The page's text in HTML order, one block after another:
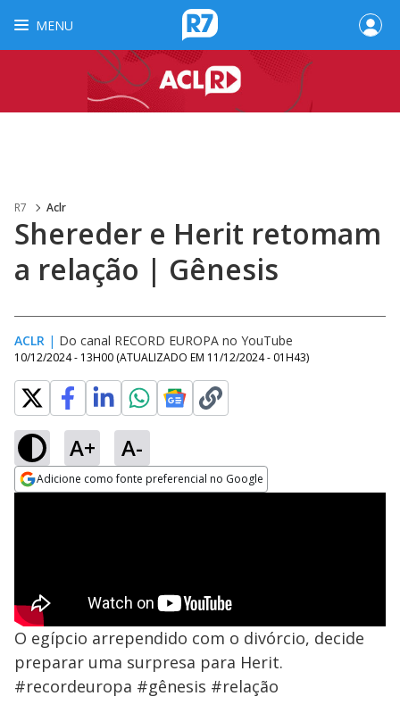
MENU
R7 Aclr
Shereder e Herit retomam
a relação | Gênesis
ACLR | Do canal RECORD EUROPA no YouTube
10/12/2024 - 13H00 (ATUALIZADO EM 11/12/2024 - 01H43)
A+ A-
Adicione como fonte preferencial no Google
O egípcio arrependido com o divórcio, decide
preparar uma surpresa para Herit.
#recordeuropa #gênesis #relação